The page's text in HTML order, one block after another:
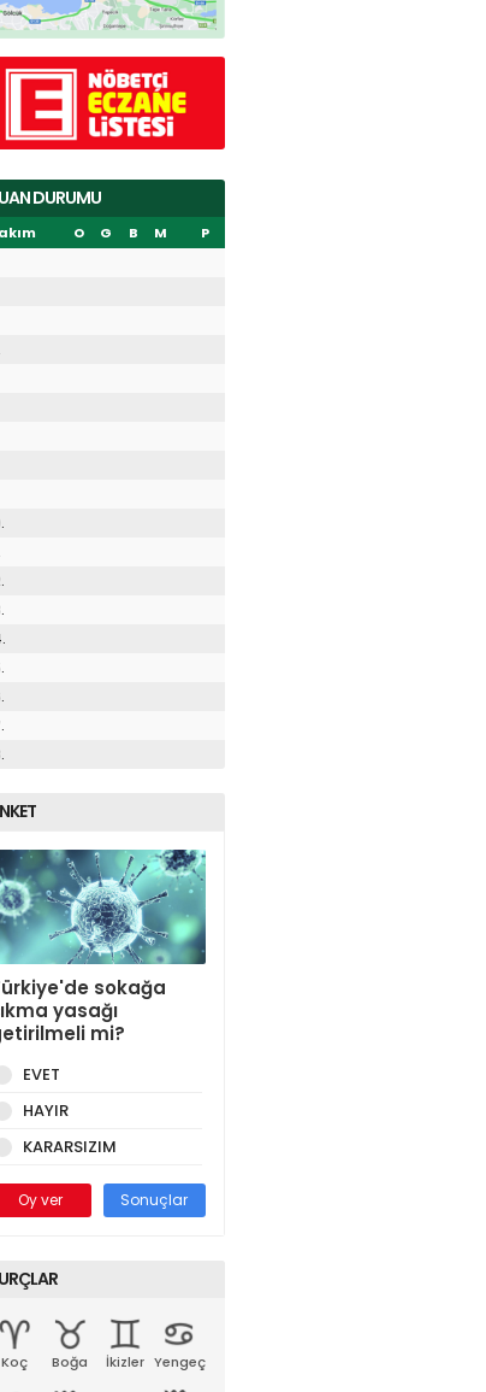
DURUMU
O G B M
P
sokağa
yasağı
mi?
EVET
HAYIR
KARARSIZIM
Oy ver Sonuçlar
Koç Boğa İkizler Yengeç